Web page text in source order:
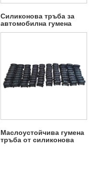
Силиконова тръба за
автомобилна гумена
тръба
Маслоустойчива гумена
тръба от силиконова